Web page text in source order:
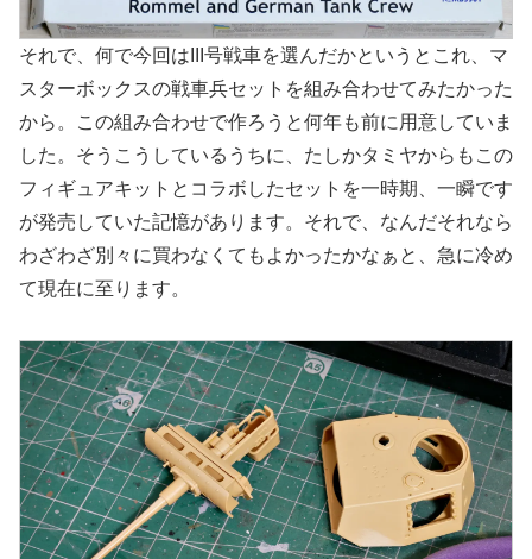
それで、何で今回はIII号戦車を選んだかというとこれ、マ
スターボックスの戦車兵セットを組み合わせてみたかった
から。この組み合わせで作ろうと何年も前に用意していま
した。そうこうしているうちに、たしかタミヤからもこの
フィギュアキットとコラボしたセットを一時期、一瞬です
が発売していた記憶があります。それで、なんだそれなら
わざわざ別々に買わなくてもよかったかなぁと、急に冷め
て現在に至ります。